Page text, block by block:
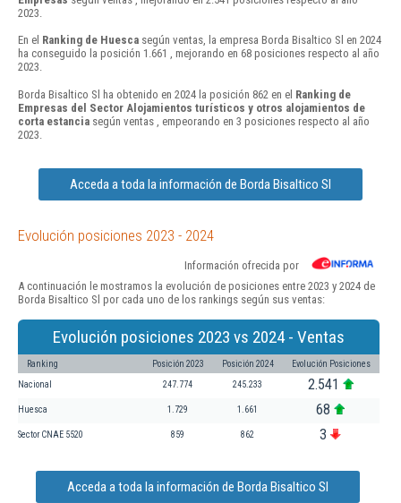
2023.
En el Ranking de Huesca según ventas, la empresa Borda Bisaltico Sl en 2024
ha conseguido la posición 1.661 , mejorando en 68 posiciones respecto al año
2023.
Borda Bisaltico Sl ha obtenido en 2024 la posición 862 en el Ranking de
Empresas del Sector Alojamientos turísticos y otros alojamientos de
corta estancia según ventas , empeorando en 3 posiciones respecto al año
2023.
Acceda a toda la información de Borda Bisaltico Sl
Evolución posiciones 2023 - 2024
Información ofrecida por
A continuación le mostramos la evolución de posiciones entre 2023 y 2024 de
Borda Bisaltico Sl por cada uno de los rankings según sus ventas:
Evolución posiciones 2023 vs 2024 - Ventas
Ranking Posición 2023 Posición 2024 Evolución Posiciones
Nacional 247.774 245.233 2.541
Huesca 1.729 1.661 68
Sector CNAE 5520 859 862 3
Acceda a toda la información de Borda Bisaltico Sl